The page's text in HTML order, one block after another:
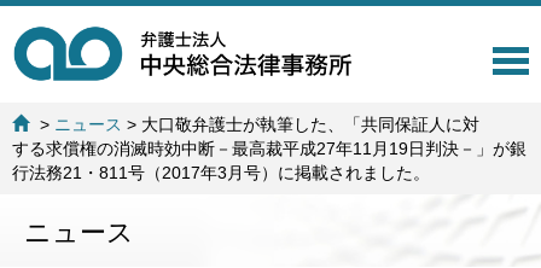
T
l
> ニュース > 大口敬弁護士が執筆した、「共同保証人に対
する求償権の消滅時効中断－最高裁平成27年11月19日判決－」が銀
行法務21・811号（2017年3月号）に掲載されました。
ニュース